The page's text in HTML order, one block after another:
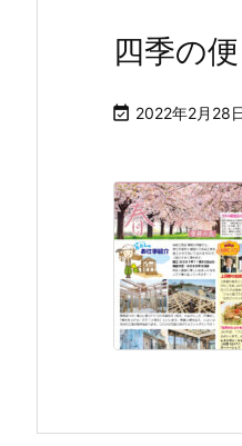
四季の
 2022年2月28